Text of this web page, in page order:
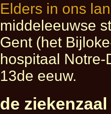
Elders in ons
middeleeuwse
Gent (het
hospitaal
13de eeuw.
de ziekenzaal